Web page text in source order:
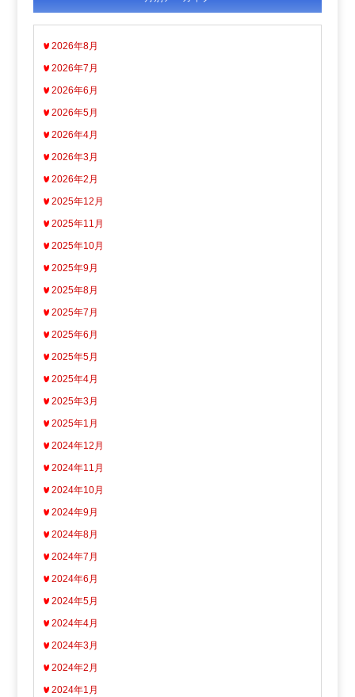
2026年8月
2026年7月
2026年6月
2026年5月
2026年4月
2026年3月
2026年2月
2025年12月
2025年11月
2025年10月
2025年9月
2025年8月
2025年7月
2025年6月
2025年5月
2025年4月
2025年3月
2025年1月
2024年12月
2024年11月
2024年10月
2024年9月
2024年8月
2024年7月
2024年6月
2024年5月
2024年4月
2024年3月
2024年2月
2024年1月